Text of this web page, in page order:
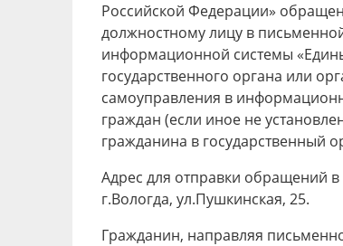
Российской Федерации»
должностному лицу в
информационной системы
государственного органа или
самоуправления в
граждан (если иное не
гражданина в государственный
Адрес для отправки обращений
г.Вологда, ул.Пушкинская, 25.
Гражданин, направляя